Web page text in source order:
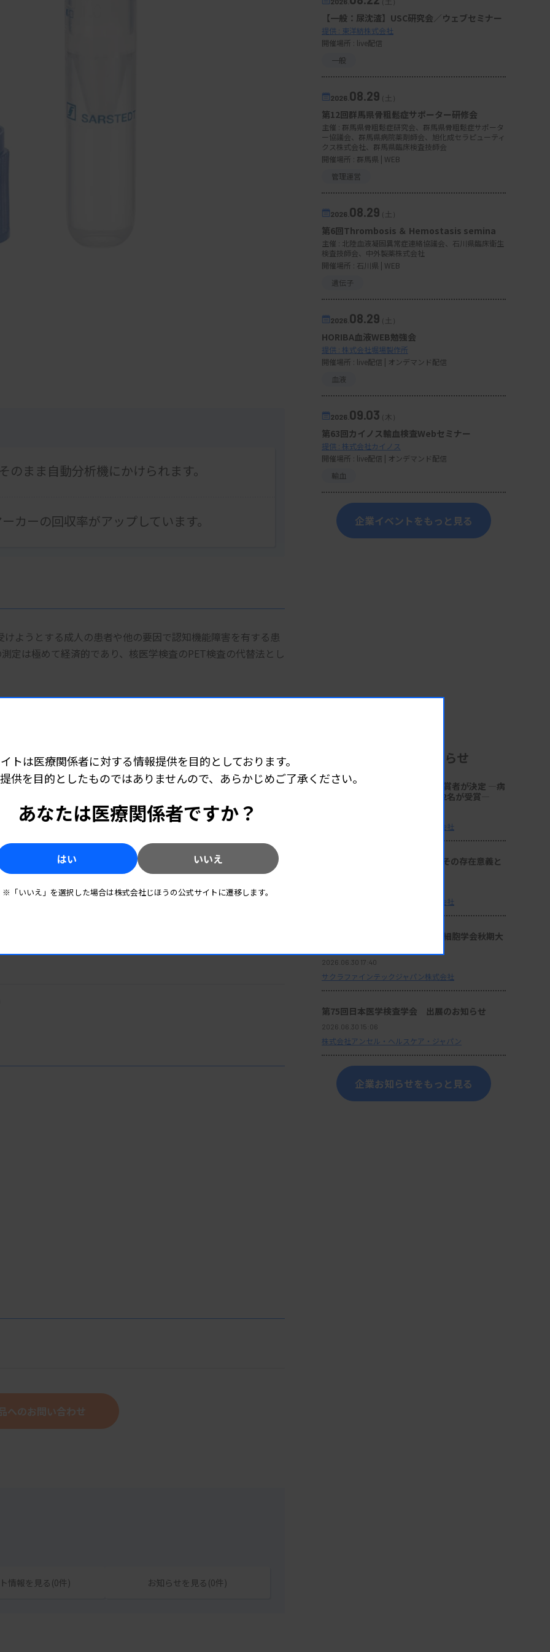
まま自動分析機にかけられます。
カーの回収率がアップしています。
ようとする成人の患者や他の要因で認知機能障害を有する患
定は極めて経済的であり、核医学検査のPET検査の代替法とし
う特性があり、特にアミロイドβフラグメントに顕著に見ら
が開発されました。ザルスタットのCSFチューブが持つ吸着抑
ができる数少ない製品です。これにより、優れた分析結果が
関連リンク
へのお問い合わせ
情報を見る(0件) お知らせを見る(0件)
【一般：尿沈渣】USC研究会／ウェブセミナー
提供 : 東洋紡株式会社
開催場所 : live配信
一般
2026. 08.29 （土）
第12回群馬県骨粗鬆症サポーター研修会
主催 : 群馬県骨粗鬆症研究会、群馬県骨粗鬆症サポータ
ー協議会、群馬県病院薬剤師会、旭化成セラピューティ
クス株式会社、群馬県臨床検査技師会
開催場所 : 群馬県 | WEB
管理運営
2026. 08.29 （土）
第6回Thrombosis ＆ Hemostasis semina
主催 : 北陸血液凝固異常症連絡協議会、石川県臨床衛生
検査技師会、中外製薬株式会社
開催場所 : 石川県 | WEB
遺伝子
2026. 08.29 （土）
HORIBA血液WEB勉強会
提供 : 株式会社堀場製作所
開催場所 : live配信 | オンデマンド配信
血液
2026. 09.03（木）
第63回カイノス輸血検査Webセミナー
提供 : 株式会社カイノス
開催場所 : live配信 | オンデマンド配信
輸血
企業イベントをもっと見る
企業からのお知らせ
第18回「サクラ病理技術賞」受賞者が決定 ―病
理技術の発展と伝承に貢献する2名が受賞―
サクラファインテックジャパン株式会社
座談会：『サクラ病理技術賞』その存在意義と
サクラファインテックジャパン株式会社
セミナー動画：第64回日本臨床細胞学会秋期大
2026.06.30 17:40
サクラファインテックジャパン株式会社
第75回日本医学検査学会 出展のお知らせ
2026.06.30 15:06
株式会社アンセル・ヘルスケア・ジャパン
企業お知らせをもっと見る
トは医療関係者に対する情報提供を目的としております。
供を目的としたものではありませんので、あらかじめご了承ください。
あなたは医療関係者ですか？
はい いいえ
※「いいえ」を選択した場合は株式会社じほうの公式サイトに遷移します。